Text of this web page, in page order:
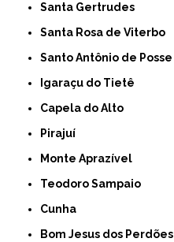
Santa Gertrudes
Santa Rosa de Viterbo
Santo Antônio de Posse
Igaraçu do Tietê
Capela do Alto
Pirajuí
Monte Aprazível
Teodoro Sampaio
Cunha
Bom Jesus dos Perdões